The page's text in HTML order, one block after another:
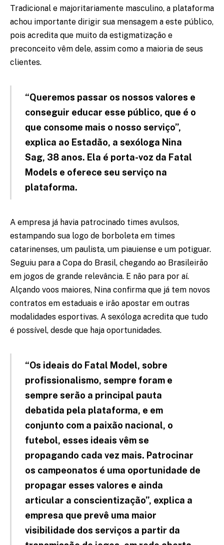
Tradicional e majoritariamente masculino, a plataforma
achou importante dirigir sua mensagem a este público,
pois acredita que muito da estigmatização e
preconceito vêm dele, assim como a maioria de seus
clientes.
“Queremos passar os nossos valores e
conseguir educar esse público, que é o
que consome mais o nosso serviço”,
explica ao Estadão, a sexóloga Nina
Sag, 38 anos. Ela é porta-voz da Fatal
Models e oferece seu serviço na
plataforma.
A empresa já havia patrocinado times avulsos,
estampando sua logo de borboleta em times
catarinenses, um paulista, um piauiense e um potiguar.
Seguiu para a Copa do Brasil, chegando ao Brasileirão
em jogos de grande relevância. E não para por aí.
Alçando voos maiores, Nina confirma que já tem novos
contratos em estaduais e irão apostar em outras
modalidades esportivas. A sexóloga acredita que tudo
é possível, desde que haja oportunidades.
“Os ideais do Fatal Model, sobre
profissionalismo, sempre foram e
sempre serão a principal pauta
debatida pela plataforma, e em
conjunto com a paixão nacional, o
futebol, esses ideais vêm se
propagando cada vez mais. Patrocinar
os campeonatos é uma oportunidade de
propagar esses valores e ainda
articular a conscientização”, explica a
empresa que prevê uma maior
visibilidade dos serviços a partir da